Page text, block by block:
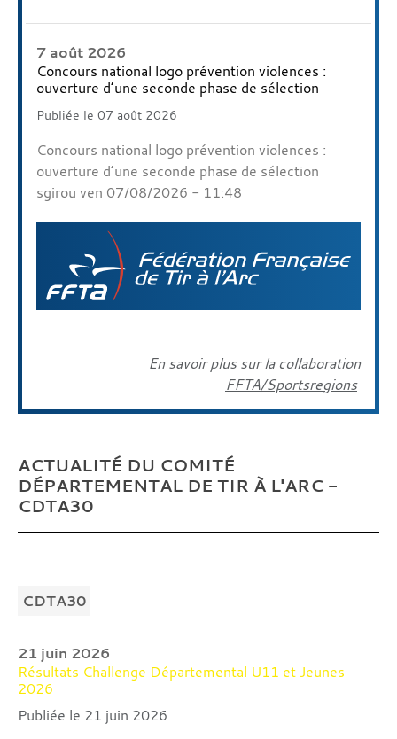
7 août 2026
Concours national logo prévention violences :
ouverture d’une seconde phase de sélection
Publiée le 07 août 2026
Concours national logo prévention violences :
ouverture d’une seconde phase de sélection
sgirou ven 07/08/2026 - 11:48
En savoir plus sur la collaboration
FFTA/Sportsregions
ACTUALITÉ DU COMITÉ
DÉPARTEMENTAL DE TIR À L'ARC -
CDTA30
CDTA30
21 juin 2026
Résultats Challenge Départemental U11 et Jeunes
2026
Publiée le 21 juin 2026